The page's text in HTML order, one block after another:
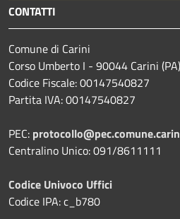
CONTATTI
Comune di Carini
Corso Umberto I - 90044 Carini
Codice Fiscale: 00147540827
Partita IVA: 00147540827
PEC:
Centralino Unico: 091/8611111
Codice Univoco Uffici
Codice IPA: c_b780